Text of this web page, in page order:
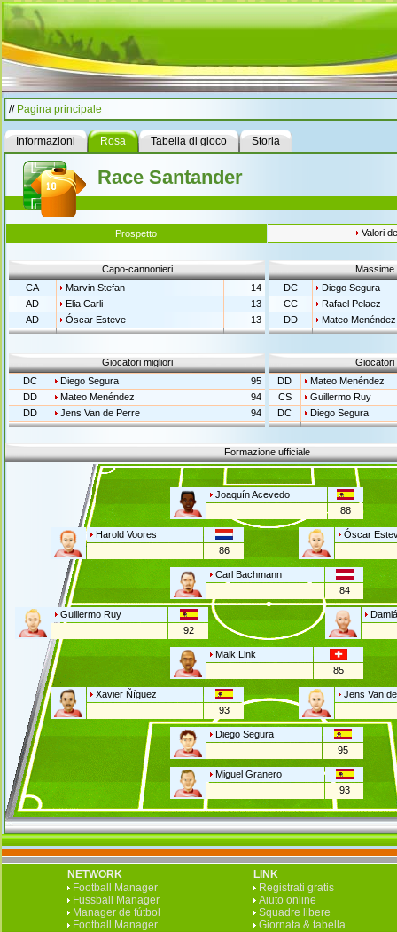
// Pagina principale
Informazioni Rosa Tabella di gioco Storia
Race Santander
Prospetto Valori
Capo-cannonieri
CA
Marvin Stefan
14
AD
Elia Carli
13
AD
Óscar Esteve 13
DC
Diego Segura
CC
Rafael Pelaez
DD
Mateo Menéndez
Giocatori migliori
DC
Diego Segura
95
DD
Mateo Menéndez
94
DD
Jens Van de Perre 94
Giocatori
DD
Mateo Menéndez
CS
Guillermo Ruy
DC
Diego Segura
Formazione ufficiale
Maik Link
85
Jens Van
Guillermo Ruy
92
Joaquín Acevedo
88
Xavier Ñíguez
93
Óscar
Carl Bachmann
84
Harold Voores
86
Diego Segura
95
Miguel Granero
93
NETWORK
Football Manager
Fussball Manager
Manager de fútbol
Football Manager
LINK
Registrati gratis
Aiuto online
Squadre libere
Giornata & tabella